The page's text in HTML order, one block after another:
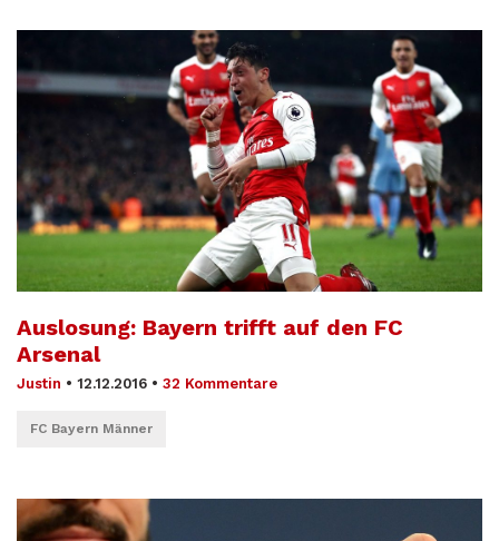
Auslosung: Bayern trifft auf den FC
Arsenal
Justin • 12.12.2016 • 32 Kommentare
FC Bayern Männer